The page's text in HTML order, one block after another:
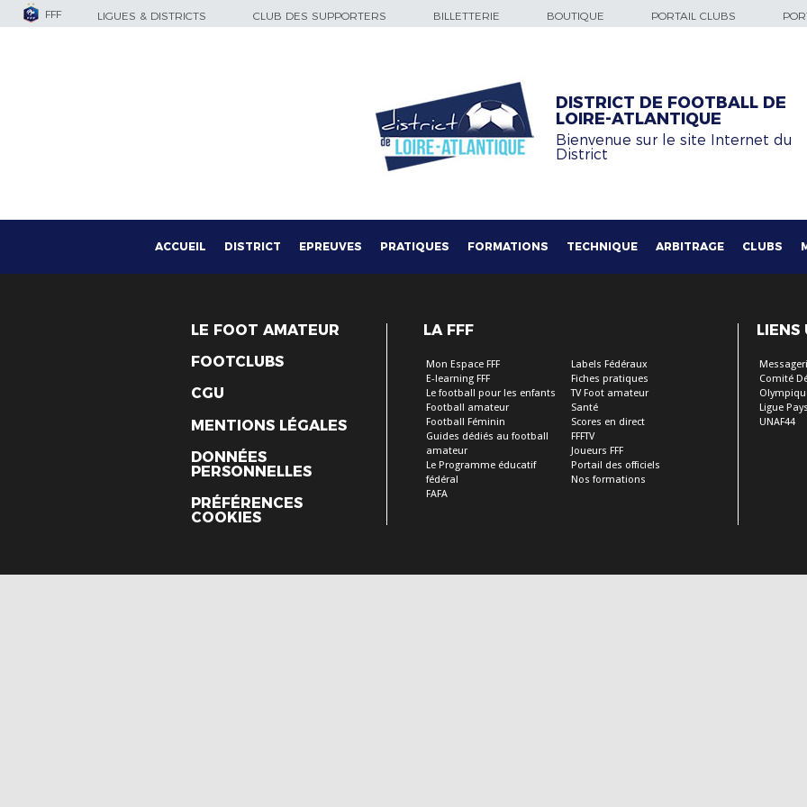
FFF LIGUES & DISTRICTS CLUB DES SUPPORTERS BILLETTERIE BOUTIQUE PORTAIL CLUBS
DISTRICT DE FOOTBALL DE
LOIRE-ATLANTIQUE
Bienvenue sur le site Internet du
District
ACCUEIL DISTRICT EPREUVES PRATIQUES FORMATIONS TECHNIQUE ARBITRAGE CLUBS
LE FOOT AMATEUR
FOOTCLUBS
CGU
MENTIONS LÉGALES
DONNÉES
PERSONNELLES
PRÉFÉRENCES
COOKIES
LA FFF
Mon Espace FFF
E-learning FFF
Le football pour les enfants
Football amateur
Football Féminin
Guides dédiés au football
amateur
Le Programme éducatif
fédéral
FAFA
Labels Fédéraux
Fiches pratiques
TV Foot amateur
Santé
Scores en direct
FFFTV
Joueurs FFF
Portail des officiels
Nos formations
LIENS
Comité
Ligue
UNAF44